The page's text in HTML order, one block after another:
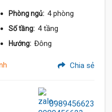
Phòng ngủ: 4 phòng
Số tầng: 4 tầng
Hướng: Đông
Chia sẻ
0989456623